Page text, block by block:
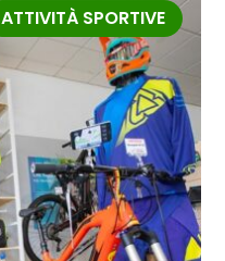
ATTIVITÀ SPORTIVE